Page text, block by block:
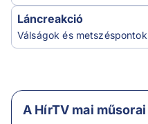
Láncreakció
Válságok és metszéspontok
A HírTV mai műsorai